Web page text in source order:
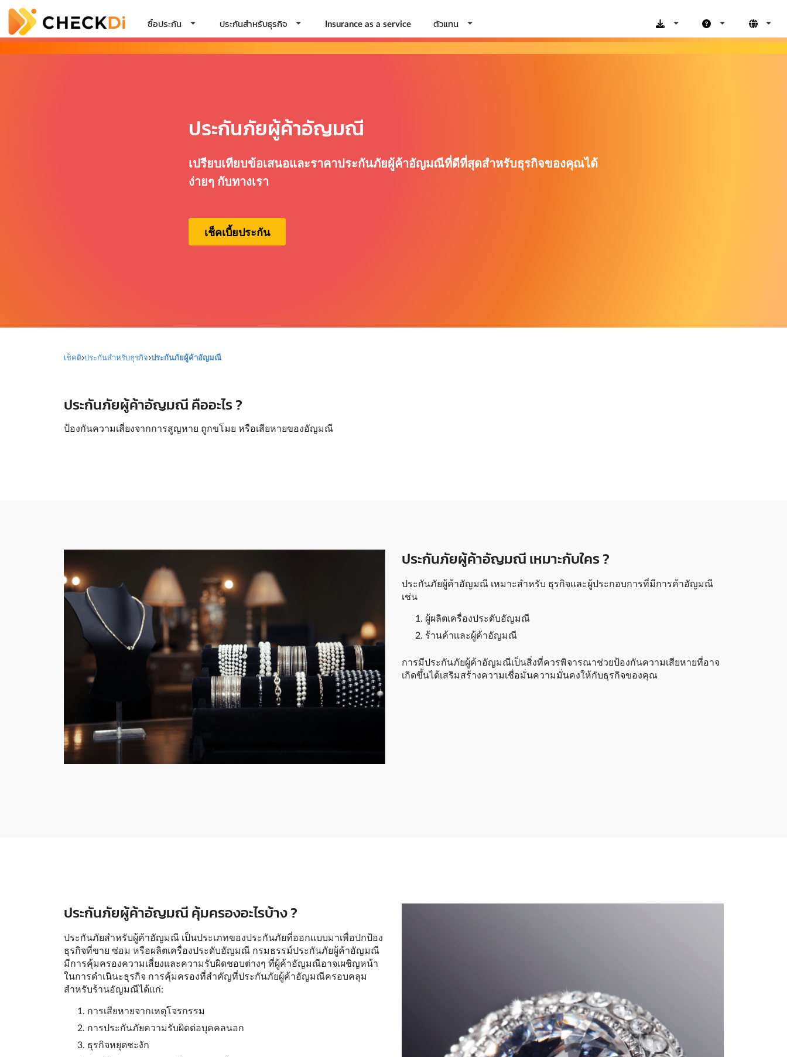
ซื้อประกัน ประกันสำหรับธุรกิจ Insurance as a service ตัวแทน
ประกันภัยผู้ค้าอัญมณี
เปรียบเทียบข้อเสนอและราคาประกันภัยผู้ค้าอัญมณีที่ดีที่สุดสำหรับธุรกิจของคุณได้
ง่ายๆ กับทางเรา
เช็คเบี้ยประกัน
เช็คดิ ประกันสำหรับธุรกิจ ประกันภัยผู้ค้าอัญมณี
ประกันภัยผู้ค้าอัญมณี คืออะไร ?
ป้องกันความเสี่ยงจากการสูญหาย ถูกขโมย หรือเสียหายของอัญมณี
ประกันภัยผู้ค้าอัญมณี เหมาะกับใคร ?
ประกันภัยผู้ค้าอัญมณี เหมาะสำหรับ ธุรกิจและผู้ประกอบการที่มีการค้าอัญมณี
เช่น
ผู้ผลิตเครื่องประดับอัญมณี
ร้านค้าเเละผู้ค้าอัญมณี
การมีประกันภัยผู้ค้าอัญมณีเป็นสิ่งที่ควรพิจารณาช่วยป้องกันความเสียหายที่อาจ
เกิดขึ้นได้เสริมสร้างความเชื่อมั่นความมั่นคงให้กับธุรกิจของคุณ
ประกันภัยผู้ค้าอัญมณี คุ้มครองอะไรบ้าง ?
ประกันภัยสำหรับผู้ค้าอัญมณี เป็นประเภทของประกันภัยที่ออกแบบมาเพื่อปกป้อง
ธุรกิจที่ขาย ซ่อม หรือผลิตเครื่องประดับอัญมณี กรมธรรม์ประกันภัยผู้ค้าอัญมณี
มีการคุ้มครองความเสี่ยงและความรับผิดชอบต่างๆ ที่ผู้ค้าอัญมณีอาจเผชิญหน้า
ในการดำเนินะธุรกิจ การคุ้มครองที่สำคัญที่ประกันภัยผู้ค้าอัญมณีครอบคลุม
สำหรับร้านอัญมณีได้แก่:
การเสียหายจากเหตุโจรกรรม
การประกันภัยความรับผิดต่อบุคคลนอก
ธุรกิจหยุดชะงัก